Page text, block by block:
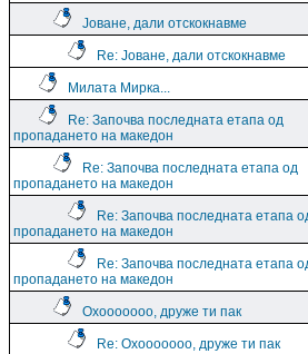
Јоване, дали отскокнавме
Re: Јоване, дали отскокнавме
Милата Мирка...
Re: Започва последната етапа од
пропадането на македон
Re: Започва последната етапа од
пропадането на македон
Re: Започва последната етапа
пропадането на македон
Re: Започва последната етапа
пропадането на македон
Охооооооо, друже ти пак
Re: Охооооооо, друже ти пак